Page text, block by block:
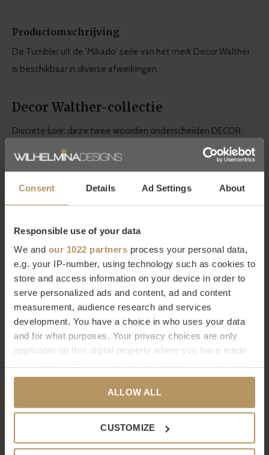
Consent Details Ad Settings About
Responsible use of your data
We and our 1022 partners process your personal data,
e.g. your IP-number, using technology such as cookies to
store and access information on your device in order to
serve personalized ads and content, ad and content
measurement, audience research and services
development. You have a choice in who uses your data
and for what purposes. Your privacy choices are only
applicable on this digital property where you have made
any time from the Cookie Declaration or by clicking on
the Privacy trigger icon.
If you allow, we would also like to:
ALLOW ALL
CUSTOMIZE
Productomschrijving
De Tumbler uit de 'Mikado' serie van het merk Decor Walther
is beschikbaar in diverse afwerkingen.
Decor Walther-collectie
Discrete luxe: deze twee woorden onderscheiden DECOR
WALTHER van de norm. Dit komt het beste tot uiting in de
kwaliteit en het design. Dit maakt Decor Walther synoniem
voor hoogwaardige badkameraccessoires.
producten. Een luxe designbadkamer verdient het om
ingericht te worden met de mooiste accessoires van hoge
kwaliteit. Je ziet het, je voelt het.
Bestel Decor Walther online
Wilt u meer weten over Decor Walther of bent u op zoek naar
een product dat niet op onze website staat? Neem dan
contact op met onzeklantenservice(livechat, e-mail of
Specificaties